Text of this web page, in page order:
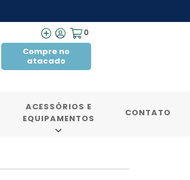
0
Compre no
atacado
ACESSÓRIOS E
EQUIPAMENTOS
CONTATO